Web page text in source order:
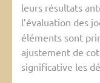
leurs résultats
l’évaluation des
éléments sont
ajustement de
significative les